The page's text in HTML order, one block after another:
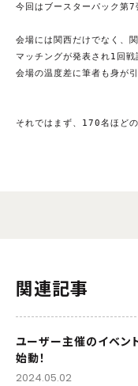
今回はブースターパック第
会場には関西だけでなく、
マッチングが発表され1回
会場の温度差に筆者も身が引
それではまず、170名ほど
関連記事
ユーザー主催のイベン
始動！
2024.05.02